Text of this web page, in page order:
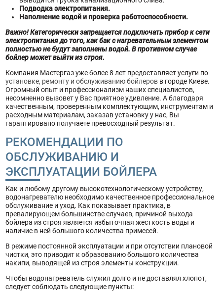
Подводка электропитания.
Наполнение водой и проверка работоспособности.
Важно! Категорически запрещается подключать прибор к сети
электропитания до того, как бак с нагревательным элементом
полностью не будут заполнены водой. В противном случае
бойлер может выйти из строя.
Компания Мастергаз уже более 8 лет предоставляет услуги по
установке, ремонту и обслуживанию бойлеров в городе Киеве.
Огромный опыт и профессионализм наших специалистов,
несомненно вызовет у Вас приятное удивление. А благодаря
качественным, проверенным комплектующим, инструментам и
расходным материалам, заказав установку у нас, Вы
гарантировано получаете превосходный результат.
РЕКОМЕНДАЦИИ ПО
ОБСЛУЖИВАНИЮ И
ЭКСПЛУАТАЦИИ БОЙЛЕРА
Как и любому другому высокотехнологическому устройству,
водонагревателю необходимо качественное профессиональное
обслуживание и уход. Как показывает практика, в
превалирующем большинстве случаев, причиной выхода
бойлера из строя является избыточная жесткость воды и
наличие в ней большого количества примесей.
В режиме постоянной эксплуатации и при отсутствии плановой
чистки, это приводит к образованию большого количества
накипи, выводящей из строя элементы конструкции.
Чтобы водонагреватель служил долго и не доставлял хлопот,
следует соблюдать следующие пункты: